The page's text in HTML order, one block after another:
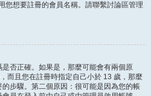
您想要註冊的會員名稱。請聯繫討論區管理
否正確。如果是，那麼可能會有兩個原
而且您在註冊時指定自己小於 13 歲，那麼
步驟。第二個原因：很可能是因為您的帳